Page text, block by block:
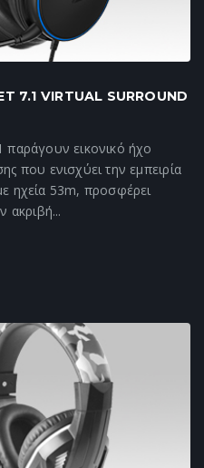
7.1 VIRTUAL SURROUND
εικονικό ήχο
που ενισχύει την εμπειρία
ηχεία 53m, προσφέρει
ακριβή...